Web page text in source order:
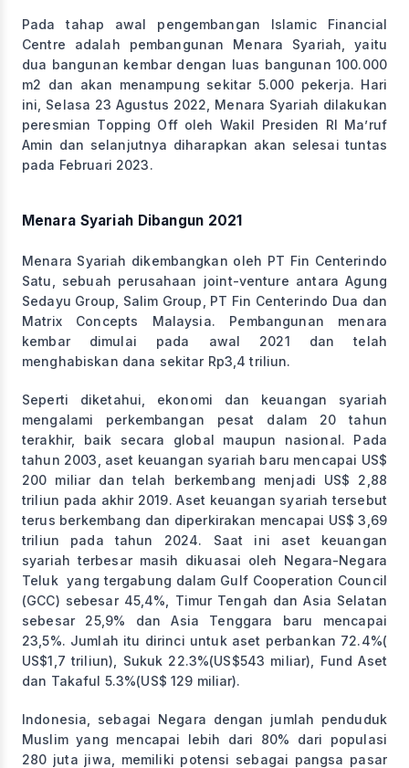
Pada tahap awal pengembangan Islamic Financial
Centre adalah pembangunan Menara Syariah, yaitu
dua bangunan kembar dengan luas bangunan 100.000
m2 dan akan menampung sekitar 5.000 pekerja. Hari
ini, Selasa 23 Agustus 2022, Menara Syariah dilakukan
peresmian Topping Off oleh Wakil Presiden RI Ma’ruf
Amin dan selanjutnya diharapkan akan selesai tuntas
pada Februari 2023.
Menara Syariah Dibangun 2021
Menara Syariah dikembangkan oleh PT Fin Centerindo
Satu, sebuah perusahaan joint-venture antara Agung
Sedayu Group, Salim Group, PT Fin Centerindo Dua dan
Matrix Concepts Malaysia. Pembangunan menara
kembar dimulai pada awal 2021 dan telah
menghabiskan dana sekitar Rp3,4 triliun.
Seperti diketahui, ekonomi dan keuangan syariah
mengalami perkembangan pesat dalam 20 tahun
terakhir, baik secara global maupun nasional. Pada
tahun 2003, aset keuangan syariah baru mencapai US$
200 miliar dan telah berkembang menjadi US$ 2,88
triliun pada akhir 2019. Aset keuangan syariah tersebut
terus berkembang dan diperkirakan mencapai US$ 3,69
triliun pada tahun 2024. Saat ini aset keuangan
syariah terbesar masih dikuasai oleh Negara-Negara
Teluk yang tergabung dalam Gulf Cooperation Council
(GCC) sebesar 45,4%, Timur Tengah dan Asia Selatan
sebesar 25,9% dan Asia Tenggara baru mencapai
23,5%. Jumlah itu dirinci untuk aset perbankan 72.4%(
US$1,7 triliun), Sukuk 22.3%(US$543 miliar), Fund Aset
dan Takaful 5.3%(US$ 129 miliar).
Indonesia, sebagai Negara dengan jumlah penduduk
Muslim yang mencapai lebih dari 80% dari populasi
280 juta jiwa, memiliki potensi sebagai pangsa pasar